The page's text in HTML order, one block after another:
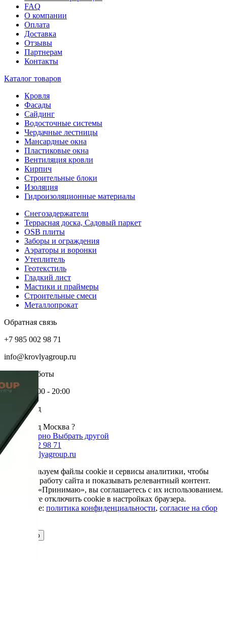
FAQ
О компании
Оплата
Доставка
Отзывы
Партнерам
Контакты
Каталог товаров
Кровля
Фасады
Сайдинг
Водосточные системы
Чердачные лестницы
Мансардные окна
Пластиковые окна
Вентиляция кровли
Кирпич
Строительные блоки
Изоляция
Гидроизоляционные материалы
Снегозадержатели
Террасная доска, Садовый паркет
OSB плиты
Заборы и ограждения
Аэраторы и воронки
Утеплитель
Геотекстиль
Гладкий лист
Мастики и праймеры
Строительные смеси
Металлопрокат
Обратная связь
+7 985 002 98 71
info@krovlyagroup.ru
Режим работы
Пн-Пт: 9:00 - 20:00
Ваш город
Москва
Ваш город Москва ?
Да, все верно Выбрать другой
+7 985 002 98 71
info@krovlyagroup.ru
Мы используем файлы cookie и сервисы аналитики, чтобы
улучшить работу сайта и показывать релевантный контент.
Нажимая «Принимаю», вы соглашаетесь с их использованием.
Вы можете отключить cookie в настройках браузера.
Подробнее: политика конфиденциальности, согласие на сбор
Принимаю